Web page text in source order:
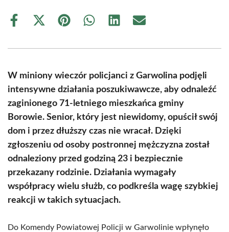
Share
Share
(Twitter)
Share Share Share Share
W miniony wieczór policjanci z Garwolina podjęli
intensywne działania poszukiwawcze, aby odnaleźć
zaginionego 71-letniego mieszkańca gminy
Borowie. Senior, który jest niewidomy, opuścił swój
dom i przez dłuższy czas nie wracał. Dzięki
zgłoszeniu od osoby postronnej mężczyzna został
odnaleziony przed godziną 23 i bezpiecznie
przekazany rodzinie. Działania wymagały
współpracy wielu służb, co podkreśla wagę szybkiej
reakcji w takich sytuacjach.
Do Komendy Powiatowej Policji w Garwolinie wpłynęło